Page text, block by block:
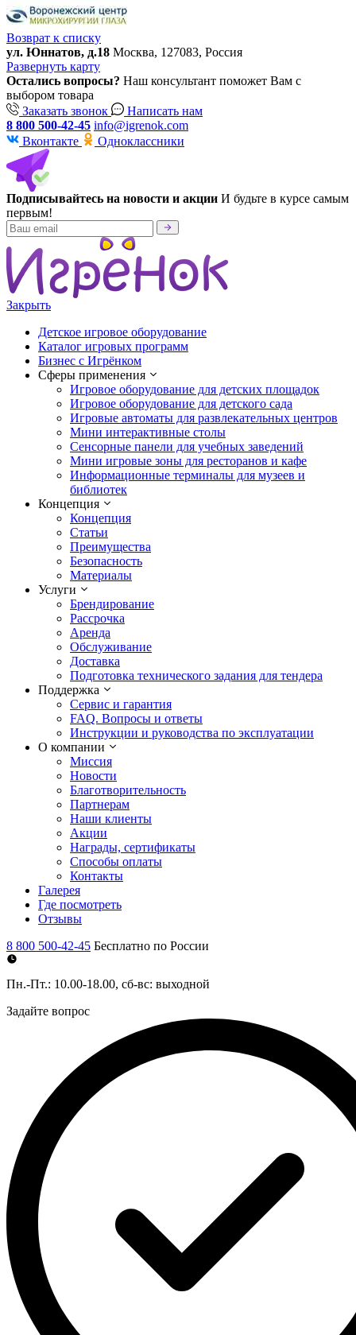
Возврат к списку
ул. Юннатов, д.18 Москва, 127083, Россия
Развернуть карту
Остались вопросы? Наш консультант поможет Вам с
выбором товара
Заказать звонок
Написать нам
8 800 500-42-45 info@igrenok.com
Вконтакте
Одноклассники
Подписывайтесь на новости и акции И будьте в курсе самым
первым!
Закрыть
Детское игровое оборудование
Каталог игровых программ
Бизнес с Игрёнком
Сферы применения
Игровое оборудование для детских площадок
Игровое оборудование для детского сада
Игровые автоматы для развлекательных центров
Мини интерактивные столы
Сенсорные панели для учебных заведений
Мини игровые зоны для ресторанов и кафе
Информационные терминалы для музеев и
библиотек
Концепция
Концепция
Статьи
Преимущества
Безопасность
Материалы
Услуги
Брендирование
Рассрочка
Аренда
Обслуживание
Доставка
Подготовка технического задания для тендера
Поддержка
Сервис и гарантия
FAQ. Вопросы и ответы
Инструкции и руководства по эксплуатации
О компании
Миссия
Новости
Благотворительность
Партнерам
Наши клиенты
Акции
Награды, сертификаты
Способы оплаты
Контакты
Галерея
Где посмотреть
Отзывы
8 800 500-42-45 Бесплатно по России
Пн.-Пт.: 10.00-18.00, сб-вс: выходной
Задайте вопрос